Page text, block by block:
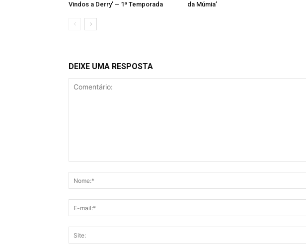
Vindos a Derry’ – 1ª Temporada
da Múmia’
DEIXE UMA RESPOSTA